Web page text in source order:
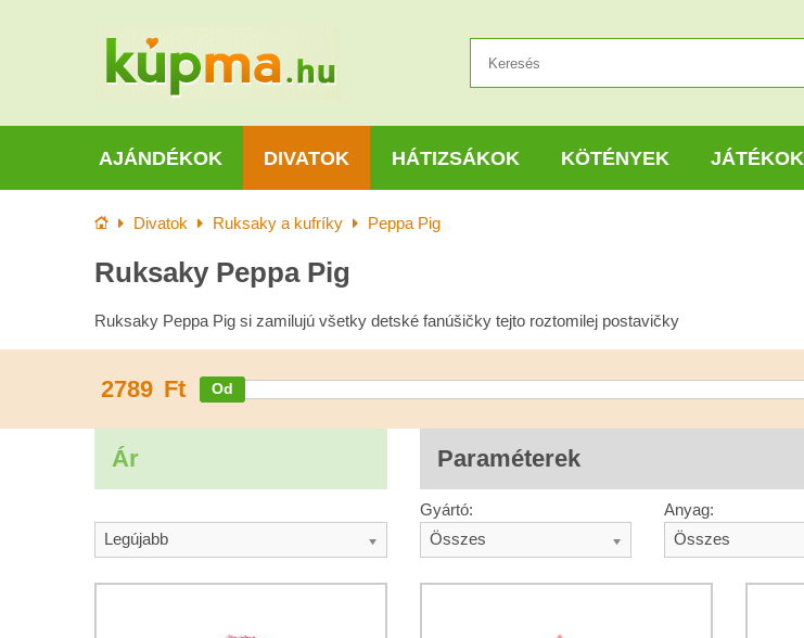
AJÁNDÉKOK DIVATOK HÁTIZSÁKOK KÖTÉNYEK JÁTÉKOK
KezdőlapDivatok Ruksaky a kufríky Peppa Pig
Ruksaky Peppa Pig
Ruksaky Peppa Pig si zamilujú všetky detské fanúšičky tejto roztomilej postavičky
2789 Ft
Ár Paraméterek
Legújabb
Gyártó:
Összes
Anyag:
Összes